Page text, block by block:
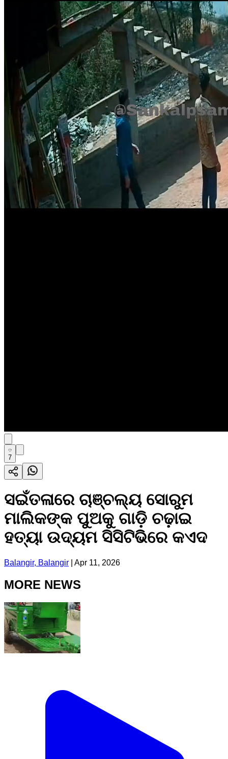
7
ସଇଁତଳାରେ ଚାଞ୍ଚଲ୍ୟ ସୋରୁମ
ମାଲିକଙ୍କ ପୁଅକୁ ଗାଡ଼ି ଚଢ଼ାଇ
ହତ୍ୟା ଉଦ୍ୟମ ସିସିଟିଭିରେ କଏଦ
Balangir, Balangir Apr 11, 2026
MORE NEWS